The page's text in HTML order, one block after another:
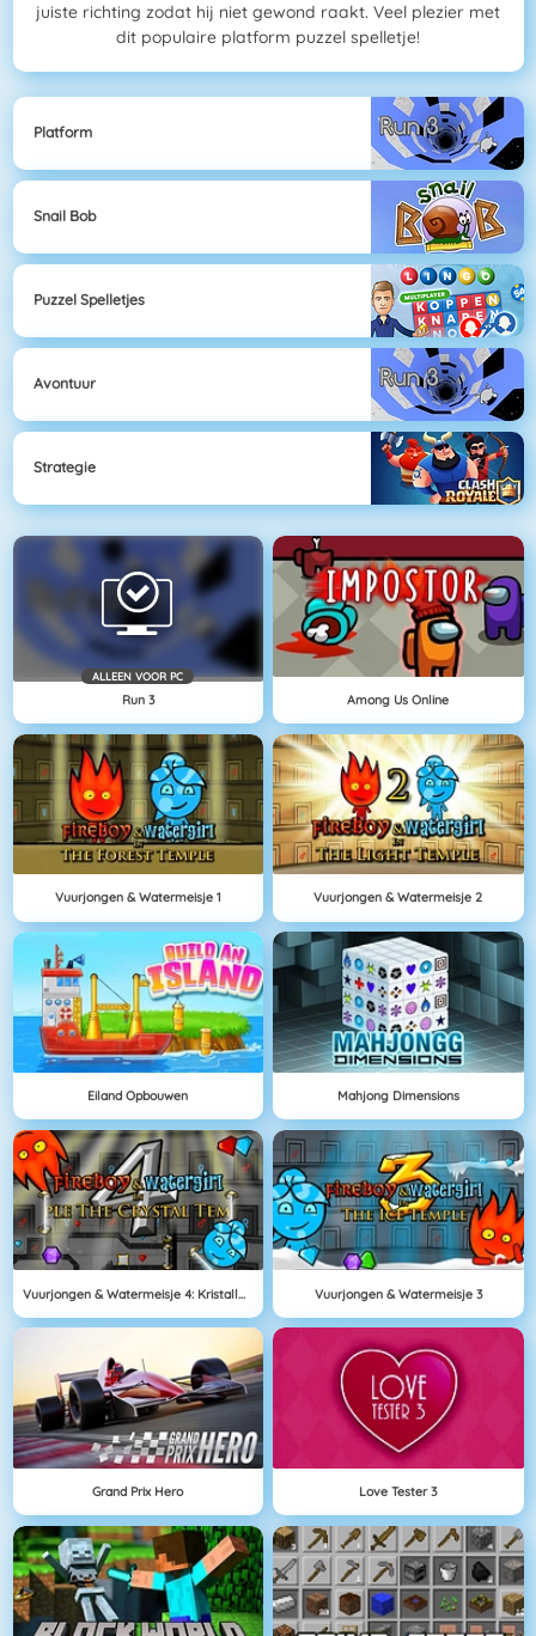
juiste richting zodat hij niet gewond raakt. Veel plezier met
dit populaire platform puzzel spelletje!
Platform
Snail Bob
Puzzel Spelletjes
Avontuur
Strategie
ALLEEN VOOR PC
Run 3 Among Us Online
Vuurjongen & Watermeisje 1 Vuurjongen & Watermeisje 2
Eiland Opbouwen Mahjong Dimensions
Vuurjongen & Watermeisje 4: Kristallen Tempel Vuurjongen & Watermeisje 3
Grand Prix Hero Love Tester 3